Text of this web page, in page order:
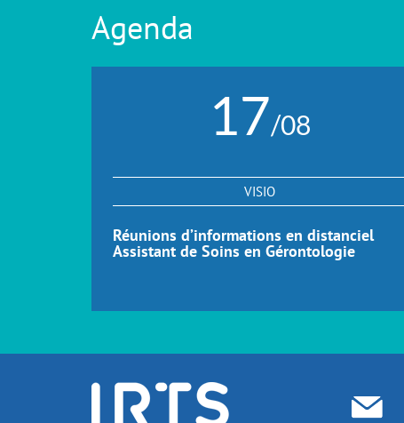
Agenda
17/08
VISIO
Réunions d’informations en distanciel
Assistant de Soins en Gérontologie